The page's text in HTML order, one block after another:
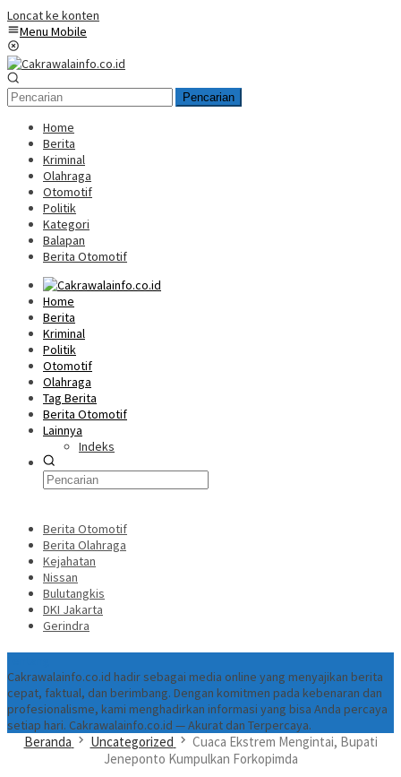
Loncat ke konten
Menu Mobile
Pencarian
Home
Berita
Kriminal
Olahraga
Otomotif
Politik
Kategori
Balapan
Berita Otomotif
Home
Berita
Kriminal
Politik
Otomotif
Olahraga
Tag Berita
Berita Otomotif
Lainnya
Indeks
Berita Otomotif
Berita Olahraga
Kejahatan
Nissan
Bulutangkis
DKI Jakarta
Gerindra
Cakrawalainfo.co.id hadir sebagai media online yang menyajikan berita
cepat, faktual, dan berimbang. Dengan komitmen pada kebenaran dan
profesionalisme, kami menghadirkan informasi yang bisa Anda percaya
setiap hari. Cakrawalainfo.co.id — Akurat dan Terpercaya.
Beranda Uncategorized
Cuaca Ekstrem Mengintai, Bupati
Jeneponto Kumpulkan Forkopimda